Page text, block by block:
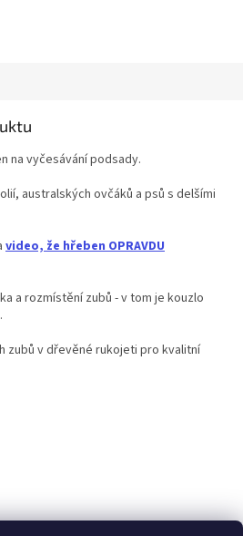
na vyčesávání podsady.
australských ovčáků a psů s delšími
video, že hřeben OPRAVDU
a rozmístění zubů - v tom je kouzlo
zubů v dřevěné rukojeti pro kvalitní